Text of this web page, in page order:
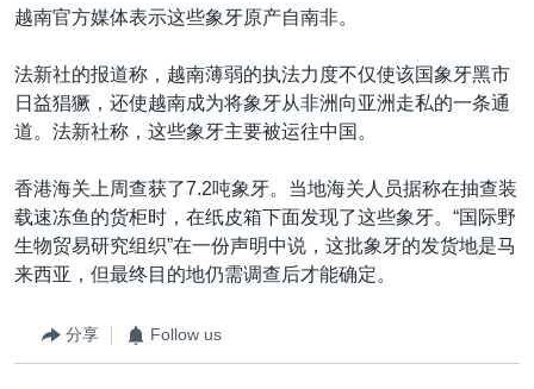
越南官方媒体表示这些象牙原产自南非。
法新社的报道称，越南薄弱的执法力度不仅使该国象牙黑市
日益猖獗，还使越南成为将象牙从非洲向亚洲走私的一条通
道。法新社称，这些象牙主要被运往中国。
香港海关上周查获了7.2吨象牙。当地海关人员据称在抽查装
载速冻鱼的货柜时，在纸皮箱下面发现了这些象牙。“国际野
生物贸易研究组织”在一份声明中说，这批象牙的发货地是马
来西亚，但最终目的地仍需调查后才能确定。
分享 Follow us